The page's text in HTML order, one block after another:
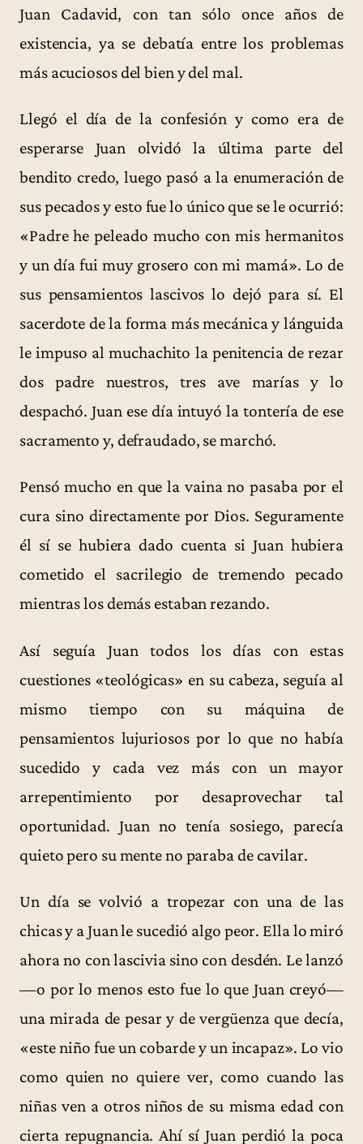
Juan Cadavid, con tan sólo once años de
existencia, ya se debatía entre los problemas
más acuciosos del bien y del mal.
Llegó el día de la confesión y como era de
esperarse Juan olvidó la última parte del
bendito credo, luego pasó a la enumeración de
sus pecados y esto fue lo único que se le ocurrió:
«Padre he peleado mucho con mis hermanitos
y un día fui muy grosero con mi mamá». Lo de
sus pensamientos lascivos lo dejó para sí. El
sacerdote de la forma más mecánica y lánguida
le impuso al muchachito la penitencia de rezar
dos padre nuestros, tres ave marías y lo
despachó. Juan ese día intuyó la tontería de ese
sacramento y, defraudado, se marchó.
Pensó mucho en que la vaina no pasaba por el
cura sino directamente por Dios. Seguramente
él sí se hubiera dado cuenta si Juan hubiera
cometido el sacrilegio de tremendo pecado
mientras los demás estaban rezando.
Así seguía Juan todos los días con estas
cuestiones «teológicas» en su cabeza, seguía al
mismo tiempo con su máquina de
pensamientos lujuriosos por lo que no había
sucedido y cada vez más con un mayor
arrepentimiento por desaprovechar tal
oportunidad. Juan no tenía sosiego, parecía
quieto pero su mente no paraba de cavilar.
Un día se volvió a tropezar con una de las
chicas y a Juan le sucedió algo peor. Ella lo miró
ahora no con lascivia sino con desdén. Le lanzó
—o por lo menos esto fue lo que Juan creyó—
una mirada de pesar y de vergüenza que decía,
«este niño fue un cobarde y un incapaz». Lo vio
como quien no quiere ver, como cuando las
niñas ven a otros niños de su misma edad con
cierta repugnancia. Ahí sí Juan perdió la poca